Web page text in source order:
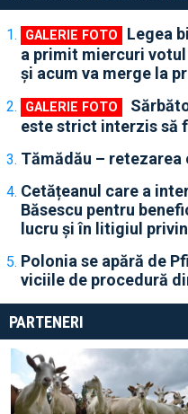
Legea
a primit miercuri
și acum va merge la
este strict interzis să
Tămădău –
Cetățeanul care a
Băsescu pentru
lucru și în litigiul
Polonia se apără de
viciile de procedură
PARTENERI